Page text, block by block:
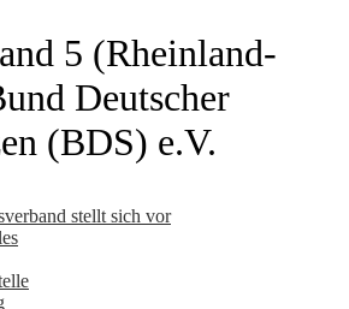
5 (Rheinland-
Deutscher
(BDS) e.V.
stellt sich vor